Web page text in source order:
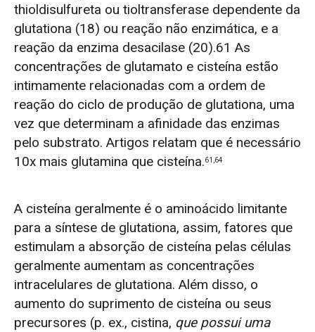
thioldisulfureta ou tioltransferase dependente da
glutationa (18) ou reação não enzimática, e a
reação da enzima desacilase (20).61 As
concentrações de glutamato e cisteína estão
intimamente relacionadas com a ordem de
reação do ciclo de produção de glutationa, uma
vez que determinam a afinidade das enzimas
pelo substrato. Artigos relatam que é necessário
10x mais glutamina que cisteína.61,64
A cisteína geralmente é o aminoácido limitante
para a síntese de glutationa, assim, fatores que
estimulam a absorção de cisteína pelas células
geralmente aumentam as concentrações
intracelulares de glutationa. Além disso, o
aumento do suprimento de cisteína ou seus
precursores (p. ex., cistina, que possui uma